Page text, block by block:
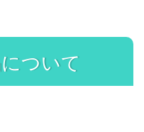
ついて